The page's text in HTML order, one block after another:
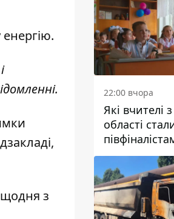
з
22:00 вчора
Які вчителі
області
Teacher